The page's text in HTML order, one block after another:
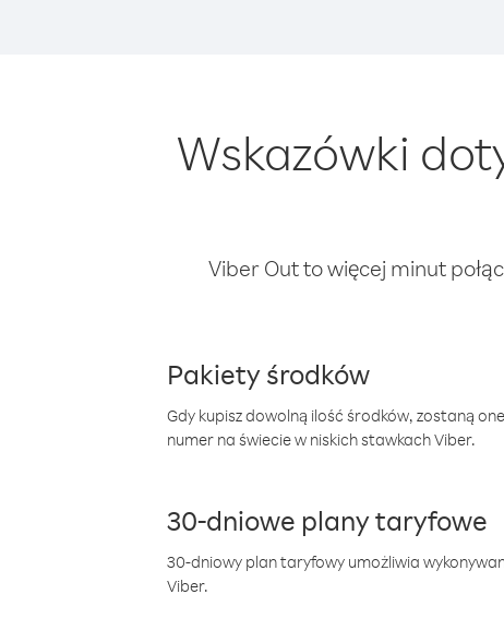
Wskazówki
Viber Out to więcej minut
Pakiety środków
Gdy kupisz dowolną ilość środków, zostaną
numer na świecie w niskich stawkach Viber.
30-dniowe plany taryfowe
30-dniowy plan taryfowy umożliwia
Viber.